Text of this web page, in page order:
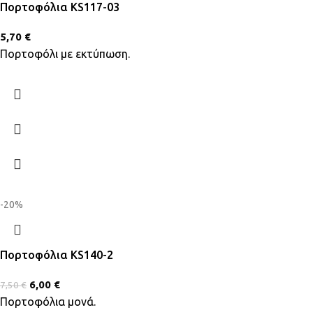
Πορτοφόλια KS117-03
5,70 €
Πορτοφόλι με εκτύπωση.
-20%
Πορτοφόλια KS140-2
7,50€ 6,00 €
Πορτοφόλια μονά.